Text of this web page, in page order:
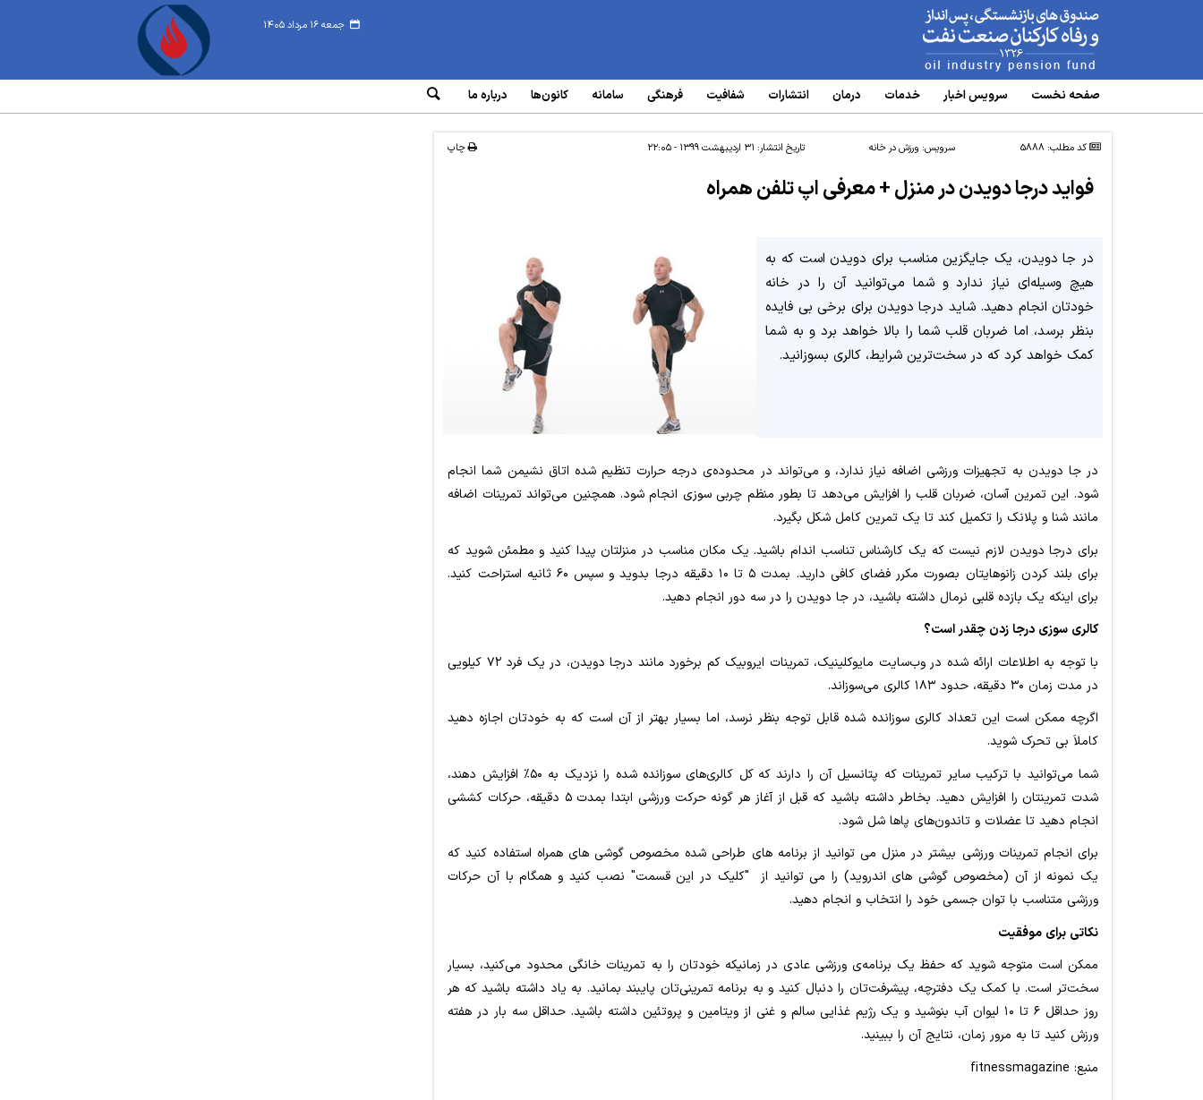
جمعه ۱۶ مرداد ۱۴۰۵ www.oipf.ir
صفحه نخست سرویس‌ اخبار خدمات درمان انتشارات شفافیت فرهنگی سامانه‌ کانون‌ها درباره ما
کد مطلب: 5888 سرویس: ورزش در خانه تاریخ انتشار: ۳۱ اردیبهشت ۱۳۹۹ - ۲۲:۰۵ چاپ
فواید درجا دویدن در منزل + معرفی اپ تلفن همراه
در جا دویدن، یک جایگزین مناسب برای دویدن است که به
هیچ وسیله‌ای نیاز ندارد و شما می‌توانید آن را در خانه
خودتان انجام دهید. شاید درجا دویدن برای برخی بی فایده
بنظر برسد، اما ضربان قلب شما را بالا خواهد برد و به شما
کمک خواهد کرد که در سخت‌ترین شرایط، کالری بسوزانید.
در جا دویدن به تجهیزات ورزشی اضافه نیاز ندارد، و می‌تواند در محدوده‌ی درجه حرارت تنظیم شده اتاق نشیمن شما انجام
شود. این تمرین آسان، ضربان قلب را افزایش می‌دهد تا بطور منظم چربی سوزی انجام شود. همچنین می‌تواند تمرینات اضافه
مانند شنا و پلانک را تکمیل کند تا یک تمرین کامل شکل بگیرد.
برای درجا دویدن لازم نیست که یک کارشناس تناسب اندام باشید. یک مکان مناسب در منزلتان پیدا کنید و مطمئن شوید که
برای بلند کردن زانوهایتان بصورت مکرر فضای کافی دارید. بمدت ۵ تا ۱۰ دقیقه درجا بدوید و سپس ۶۰ ثانیه استراحت کنید.
برای اینکه یک بازده قلبی نرمال داشته باشید، در جا دویدن را در سه دور انجام دهید.
کالری سوزی درجا زدن چقدر است؟
با توجه به اطلاعات ارائه شده در وب‌سایت مایوکلینیک، تمرینات ایروبیک کم برخورد مانند درجا دویدن، در یک فرد ۷۲ کیلویی
در مدت زمان ۳۰ دقیقه، حدود ۱۸۳ کالری می‌سوزاند
.
اگرچه ممکن است این تعداد کالری سوزانده شده قابل توجه بنظر نرسد، اما بسیار بهتر از آن است که به خودتان اجازه دهید
کاملاَ بی تحرک شوید.
شما می‌توانید با ترکیب سایر تمرینات که پتانسیل آن را دارند که کل کالری‌های سوزانده شده را نزدیک به ۵۰٪ افزایش دهند،
شدت تمرینتان را افزایش دهید.
بخاطر داشته باشید که قبل از آغاز هر گونه حرکت ورزشی ابتدا بمدت ۵ دقیقه، حرکات کششی
انجام دهید تا عضلات و تاندون‌های پاها شل شود.
برای انجام تمرینات ورزشی بیشتر در منزل می توانید از برنامه های طراحی شده مخصوص گوشی های همراه استفاده کنید که
یک نمونه از آن (مخصوص گوشی های اندروید) را می توانید از "کلیک در این قسمت" نصب کنید و همگام با آن حرکات
ورزشی متناسب با توان جسمی خود را انتخاب و انجام دهید.
نکاتی برای موفقیت
ممکن است متوجه شوید که حفظ یک برنامه‌ی ورزشی عادی در زمانیکه خودتان را به تمرینات خانگی محدود می‌کنید، بسیار
سخت‌تر است. با کمک یک دفترچه، پیشرفت‌تان را دنبال کنید و به برنامه تمرینی‌تان پایبند بمانید. به یاد داشته باشید که هر
روز حداقل ۶ تا ۱۰ لیوان آب بنوشید و یک رژیم غذایی سالم و غنی از ویتامین و پروتئین داشته باشید. حداقل سه بار در هفته
ورزش کنید تا به مرور زمان، نتایج آن را ببینید.
منبع: fitnessmagazine